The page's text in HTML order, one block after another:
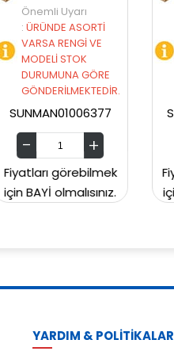
Önemli Uyarı
:ÜRÜNDE ASORTİ
VARSA RENGİ VE
MODELİ STOK
DURUMUNA GÖRE
GÖNDERİLMEKTEDİR.
SUNMAN00CH2129
Fiyatları görebilmek
için BAYİ olmalısınız.
YARDIM & POLİTİKALAR